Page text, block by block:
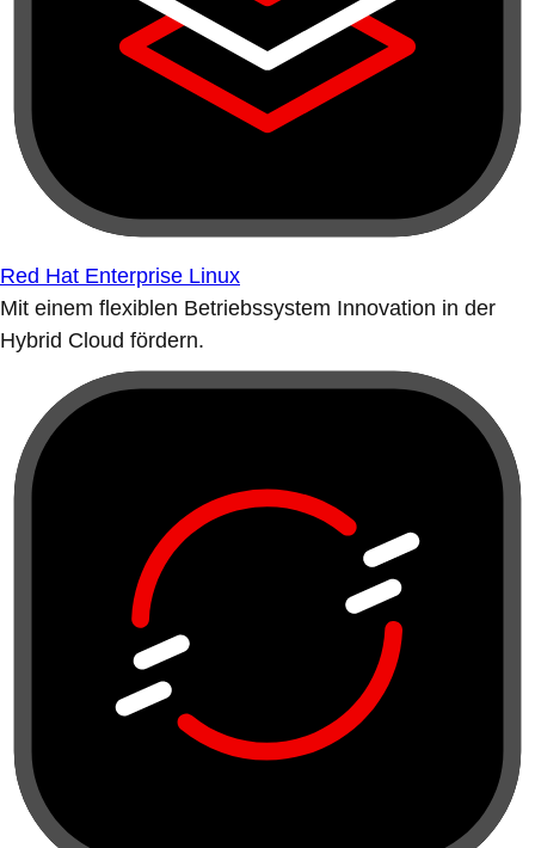
Red Hat Enterprise Linux
Mit einem flexiblen Betriebssystem Innovation in der
Hybrid Cloud fördern.